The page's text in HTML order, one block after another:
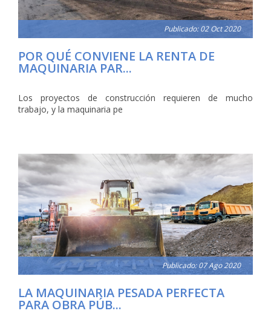
Publicado: 02 Oct 2020
POR QUÉ CONVIENE LA RENTA DE
MAQUINARIA PAR...
Los proyectos de construcción requieren de mucho
trabajo, y la maquinaria pe
Publicado: 07 Ago 2020
LA MAQUINARIA PESADA PERFECTA
PARA OBRA PÚB...